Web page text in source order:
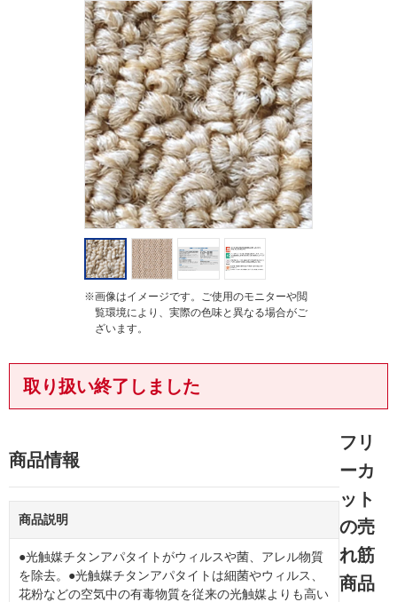
t
a
r
r
a
t
i
n
g
※画像はイメージです。ご使用のモニターや閲
覧環境により、実際の色味と異なる場合がご
ざいます。
取り扱い終了しました
商品情報
商品説明
●光触媒チタンアパタイトがウィルスや菌、アレル物質
を除去。●光触媒チタンアパタイトは細菌やウィルス、
花粉などの空気中の有毒物質を従来の光触媒よりも高い
フリ
ーカ
ット
の売
れ筋
商品